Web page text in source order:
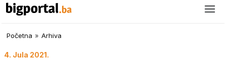
Početna » Arhiva
4. Jula 2021.